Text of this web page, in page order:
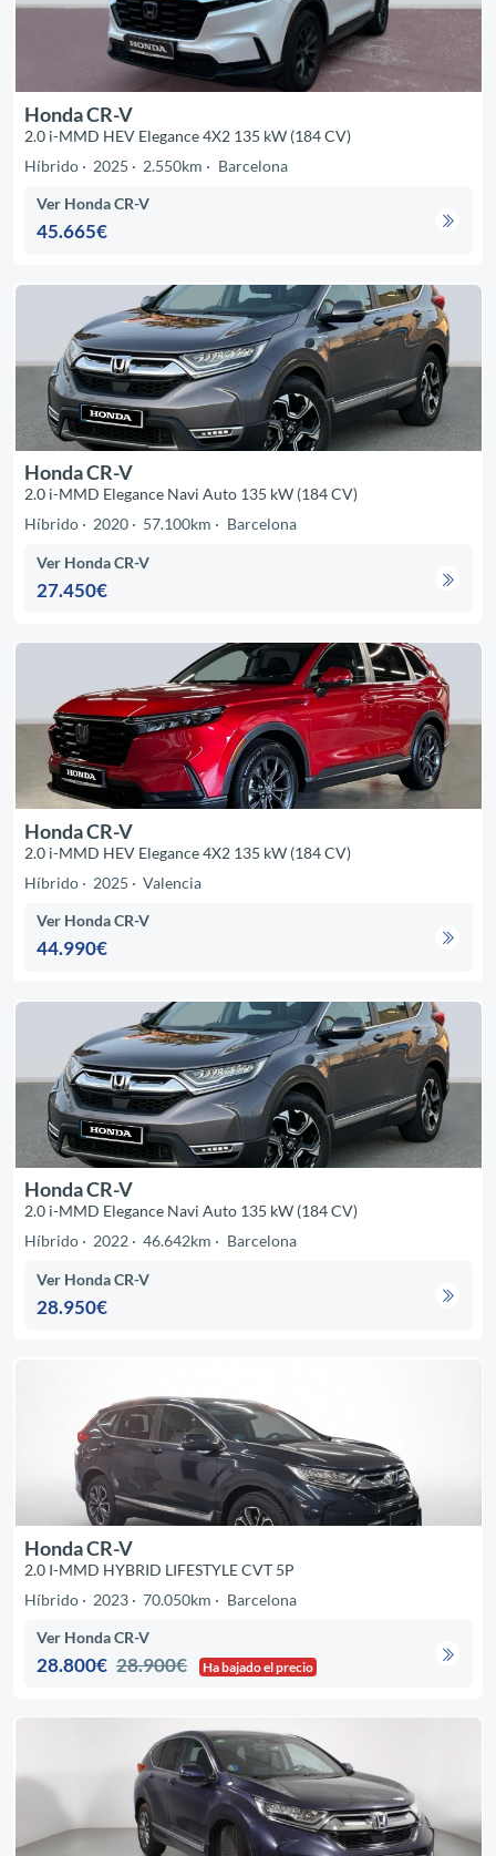
Honda CR-V
2.0 i-MMD HEV Elegance 4X2 135 kW (184 CV)
Híbrido
2025 2.550km Barcelona
Ver Honda CR-V
45.665€
Honda CR-V
2.0 i-MMD Elegance Navi Auto 135 kW (184 CV)
Híbrido
2020 57.100km Barcelona
Ver Honda CR-V
27.450€
Honda CR-V
2.0 i-MMD HEV Elegance 4X2 135 kW (184 CV)
Híbrido
2025 Valencia
Ver Honda CR-V
44.990€
Honda CR-V
2.0 i-MMD Elegance Navi Auto 135 kW (184 CV)
Híbrido
2022 46.642km Barcelona
Ver Honda CR-V
28.950€
Honda CR-V
2.0 I-MMD HYBRID LIFESTYLE CVT 5P
Híbrido
2023 70.050km Barcelona
Ver Honda CR-V
28.800€ 28.900€ Ha bajado el precio